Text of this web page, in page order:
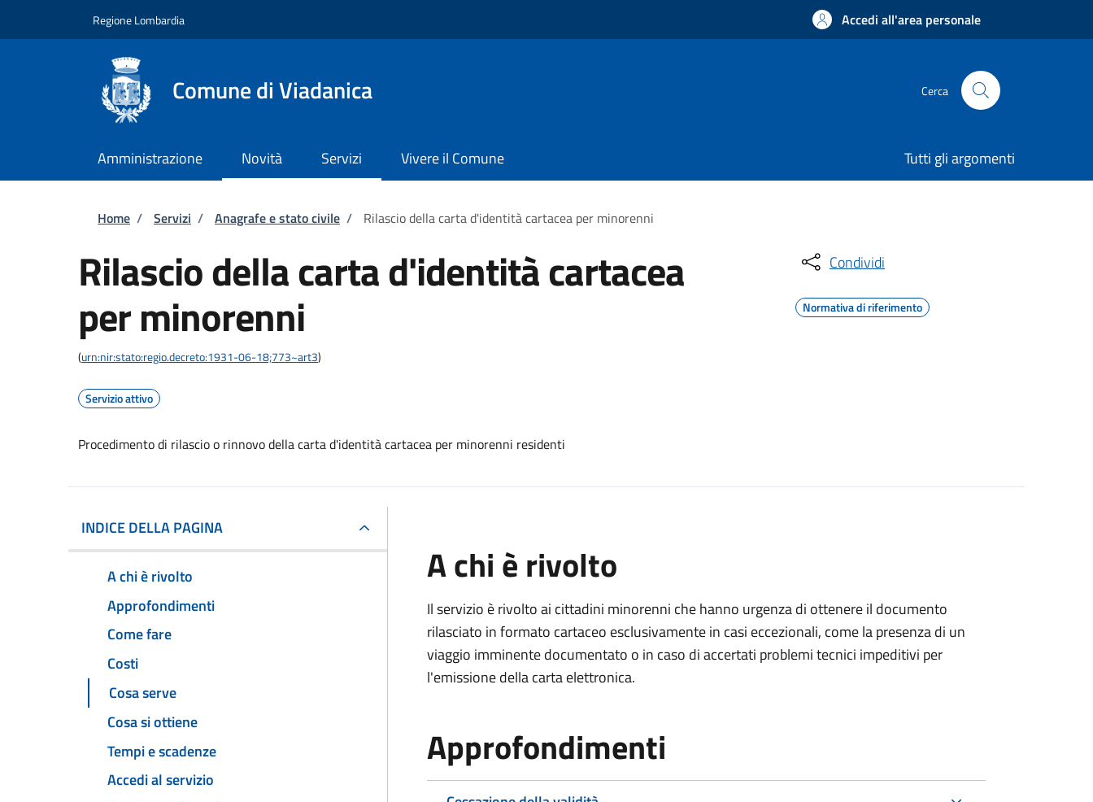
Regione Lombardia Accedi all'area personale
Comune di Viadanica Cerca
Amministrazione Novità Servizi Vivere il Comune Tutti gli argomenti
Briciole di pane
Home / Servizi / Anagrafe e stato civile / Rilascio della carta d'identità cartacea per minorenni
Rilascio della carta d'identità cartacea
per minorenni
(urn:nir:stato:regio.decreto:1931-06-18;773~art3)
Servizio attivo
Procedimento di rilascio o rinnovo della carta d'identità cartacea per minorenni residenti
Condividi
Normativa di riferimento
INDICE DELLA PAGINA
A chi è rivolto
Approfondimenti
Come fare
Costi
Cosa serve
Cosa si ottiene
Tempi e scadenze
Accedi al servizio
A chi è rivolto
Il servizio è rivolto ai cittadini minorenni che hanno urgenza di ottenere il documento
rilasciato in formato cartaceo esclusivamente in casi eccezionali, come la presenza di un
viaggio imminente documentato o in caso di accertati problemi tecnici impeditivi per
l'emissione della carta elettronica.
Approfondimenti